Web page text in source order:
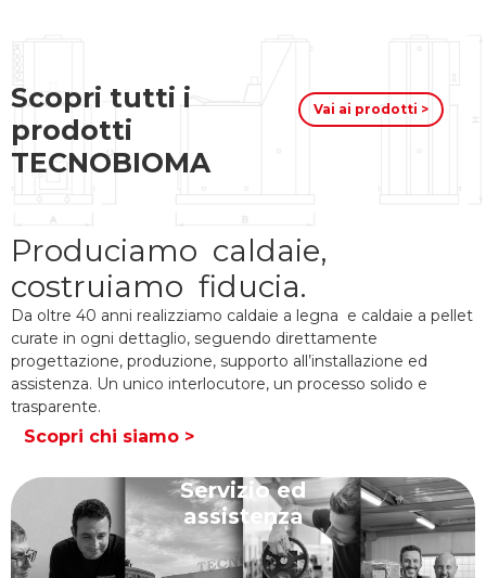
Scopri tutti i
prodotti
TECNOBIOMA
Vai ai prodotti >
Produciamo caldaie,
costruiamo fiducia.
Da oltre 40 anni realizziamo caldaie a legna e caldaie a pellet
curate in ogni dettaglio, seguendo direttamente
progettazione, produzione, supporto all’installazione ed
assistenza. Un unico interlocutore, un processo solido e
trasparente.
Scopri chi siamo >
Servizio ed
assistenza